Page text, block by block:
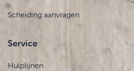
Scheiding aanvragen
Service
Hulplijnen